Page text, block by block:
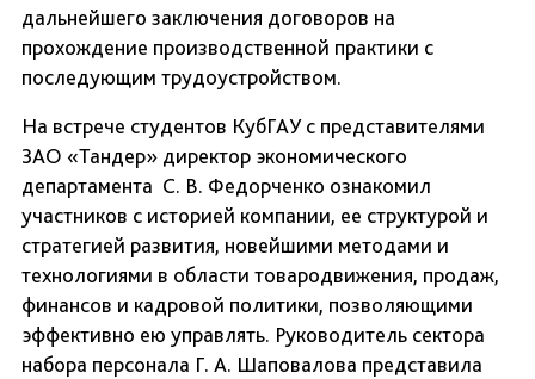
дальнейшего заключения договоров на
прохождение производственной практики с
последующим трудоустройством.
На встрече студентов КубГАУ с представителями
ЗАО «Тандер» директор экономического
департамента С. В. Федорченко ознакомил
участников с историей компании, ее структурой и
стратегией развития, новейшими методами и
технологиями в области товародвижения, продаж,
финансов и кадровой политики, позволяющими
эффективно ею управлять. Руководитель сектора
набора персонала Г. А. Шаповалова представила